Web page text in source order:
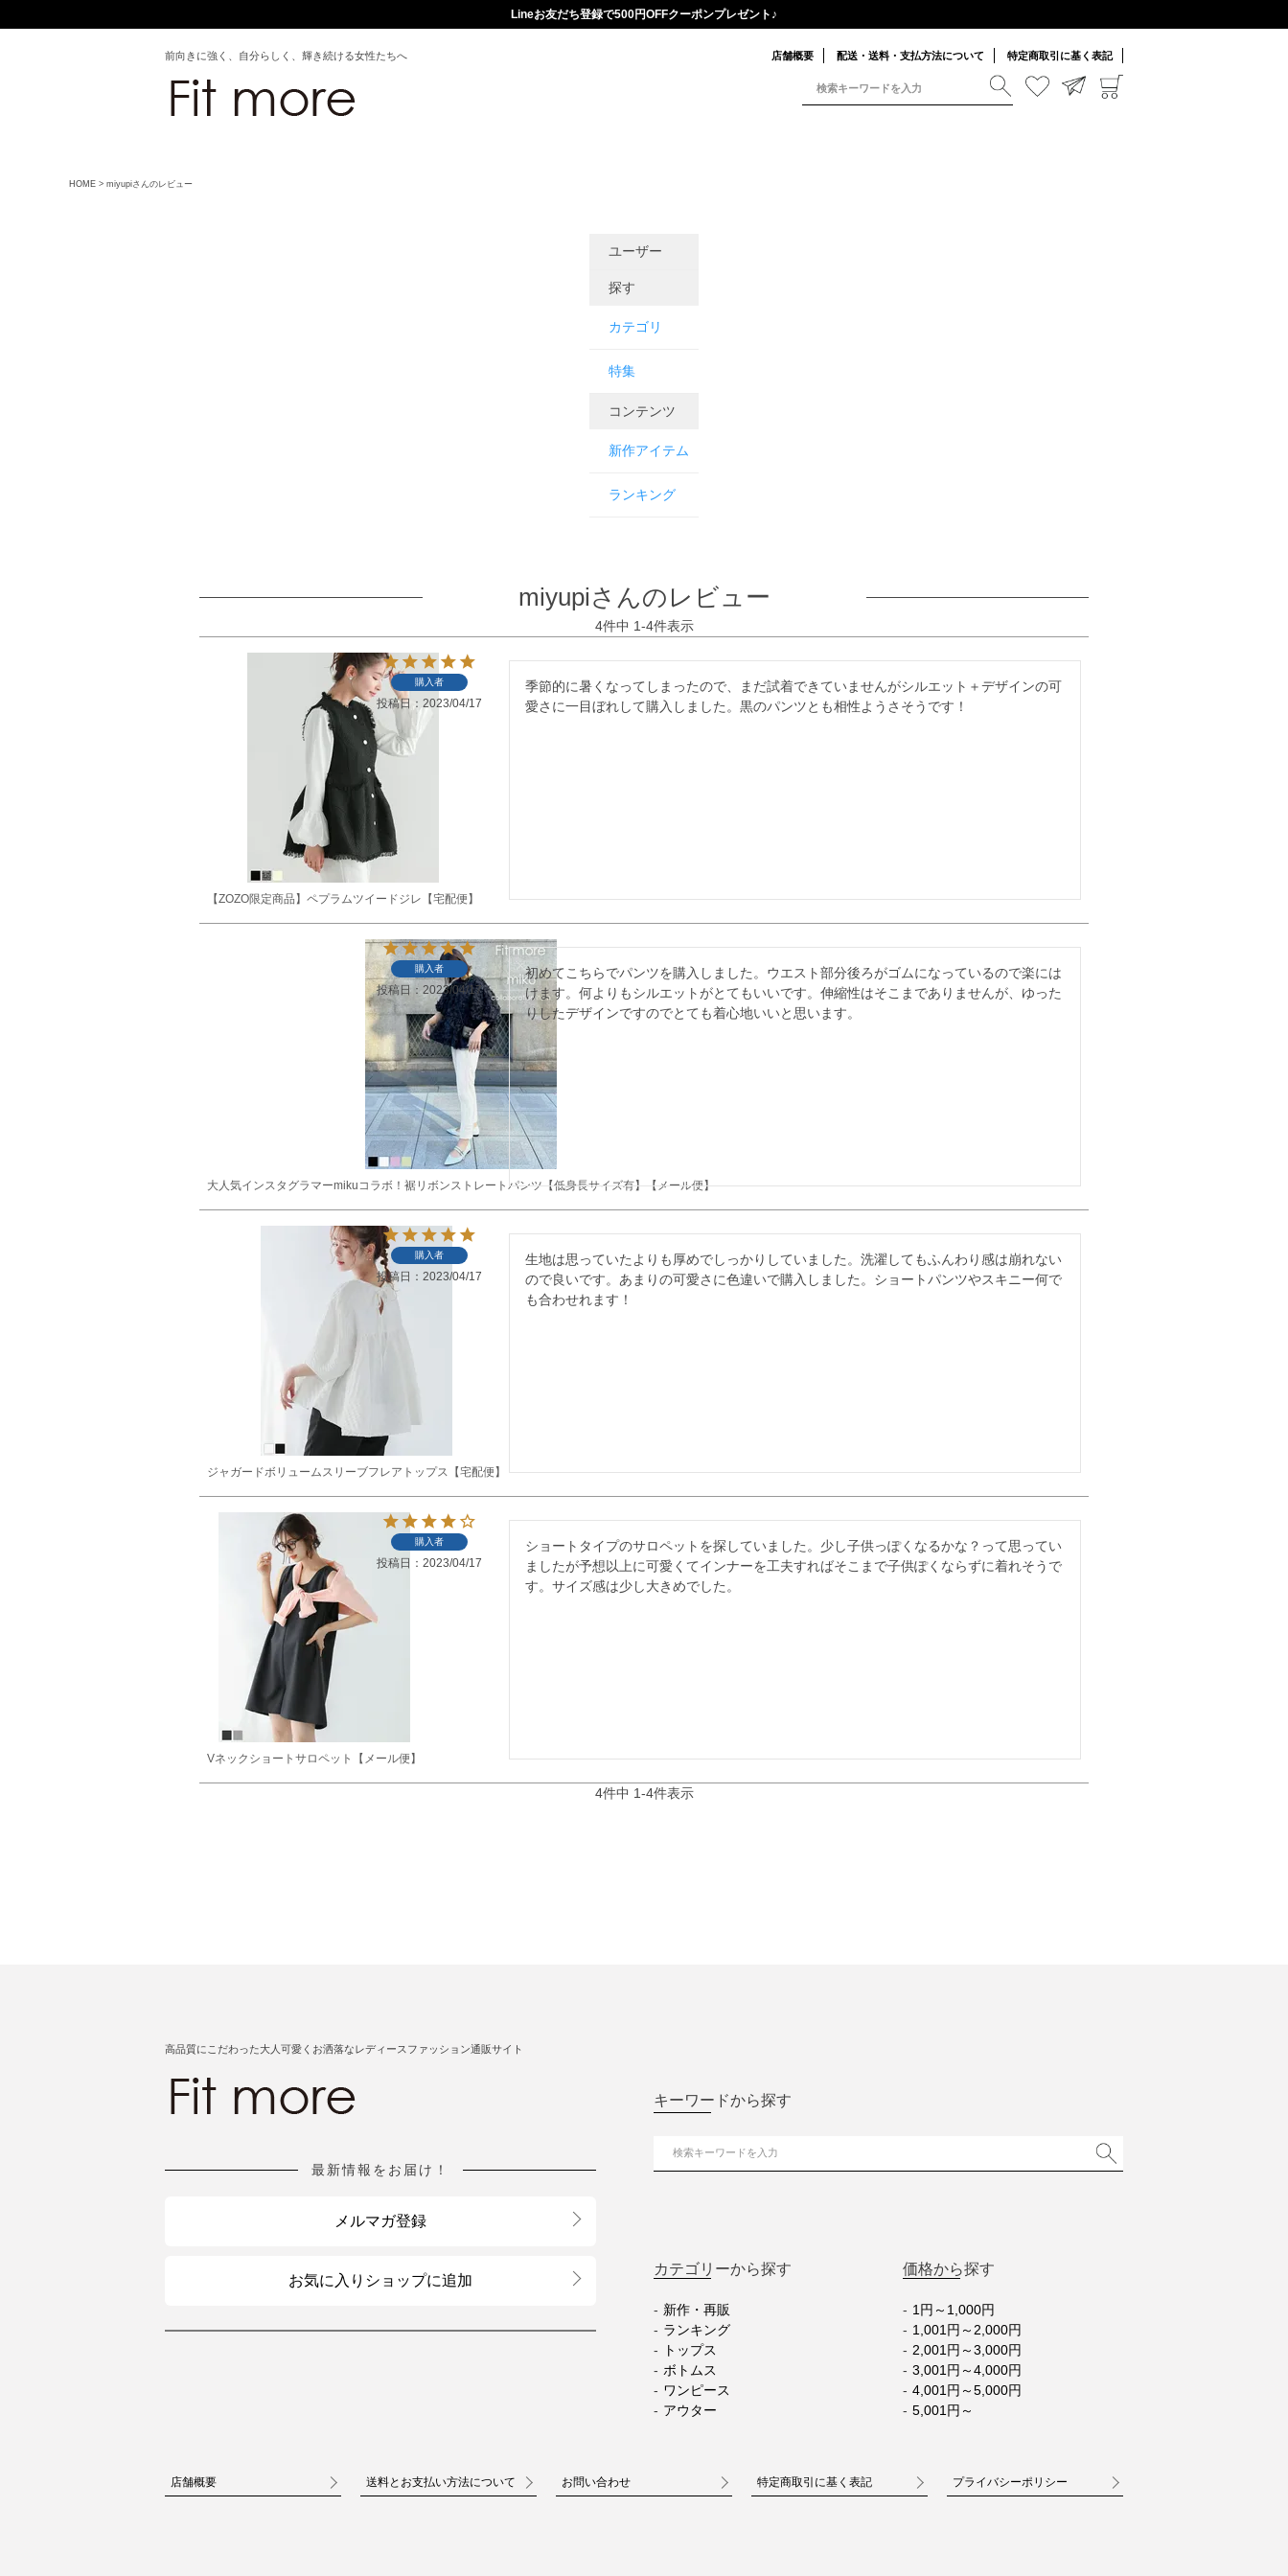
Lineお友だち登録で500円OFFクーポンプレゼント♪
前向きに強く、自分らしく、輝き続ける女性たちへ 店舗概要 配送・送料・支払方法について 特定商取引に基く表記
HOME miyupiさんのレビュー
ユーザー
探す
カテゴリ
特集
コンテンツ
新作アイテム
ランキング
miyupiさんのレビュー
4件中 1-4件表示
【ZOZO限定商品】ペプラムツイードジレ【宅配便】
購入者
投稿日 2023/04/17
季節的に暑くなってしまったので、まだ試着できていませんがシルエット＋デザインの可
愛さに一目ぼれして購入しました。黒のパンツとも相性ようさそうです！
大人気インスタグラマーmikuコラボ！裾リボンストレートパンツ【低身長サイズ有】【メール便】
購入者
投稿日 2023/04/17
初めてこちらでパンツを購入しました。ウエスト部分後ろがゴムになっているので楽には
けます。何よりもシルエットがとてもいいです。伸縮性はそこまでありませんが、ゆった
りしたデザインですのでとても着心地いいと思います。
ジャガードボリュームスリーブフレアトップス【宅配便】
購入者
投稿日 2023/04/17
生地は思っていたよりも厚めでしっかりしていました。洗濯してもふんわり感は崩れない
ので良いです。あまりの可愛さに色違いで購入しました。ショートパンツやスキニー何で
も合わせれます！
Vネックショートサロペット【メール便】
購入者
投稿日 2023/04/17
ショートタイプのサロペットを探していました。少し子供っぽくなるかな？って思ってい
ましたが予想以上に可愛くてインナーを工夫すればそこまで子供ぽくならずに着れそうで
す。サイズ感は少し大きめでした。
4件中 1-4件表示
高品質にこだわった大人可愛くお洒落なレディースファッション通販サイト
最新情報をお届け！
メルマガ登録
お気に入りショップに追加
キーワードから探す
カテゴリーから探す
新作・再販
ランキング
トップス
ボトムス
ワンピース
アウター
価格から探す
1円～1,000円
1,001円～2,000円
2,001円～3,000円
3,001円～4,000円
4,001円～5,000円
5,001円～
店舗概要 送料とお支払い方法について お問い合わせ 特定商取引に基く表記 プライバシーポリシー